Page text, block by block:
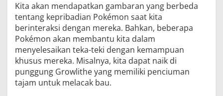
Kita akan mendapatkan gambaran yang berbeda
tentang kepribadian Pokémon saat kita
berinteraksi dengan mereka. Bahkan, beberapa
Pokémon akan membantu kita dalam
menyelesaikan teka-teki dengan kemampuan
khusus mereka. Misalnya, kita dapat naik di
punggung Growlithe yang memiliki penciuman
tajam untuk melacak bau.